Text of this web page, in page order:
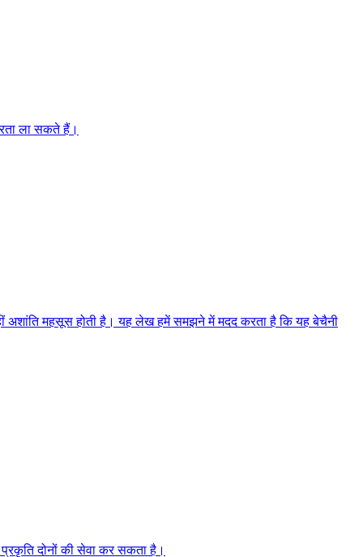
ला सकते हैं।
अशांति महसूस होती है। यह लेख हमें समझने में मदद करता है कि यह बेचैनी
दोनों की सेवा कर सकता है।